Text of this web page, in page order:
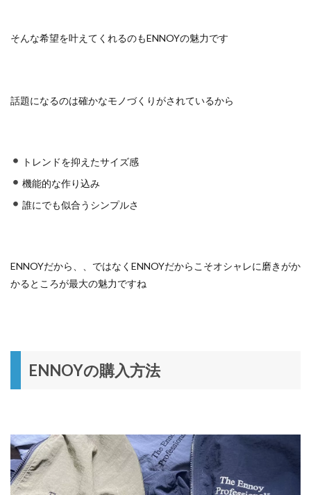
そんな希望を叶えてくれるのもENNOYの魅力です
話題になるのは確かなモノづくりがされているから
トレンドを抑えたサイズ感
機能的な作り込み
誰にでも似合うシンプルさ
ENNOYだから、、ではなくENNOYだからこそオシャレに磨きがか
かるところが最大の魅力ですね
ENNOYの購入方法